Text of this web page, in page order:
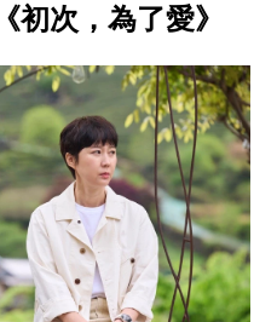
初次，為了愛》